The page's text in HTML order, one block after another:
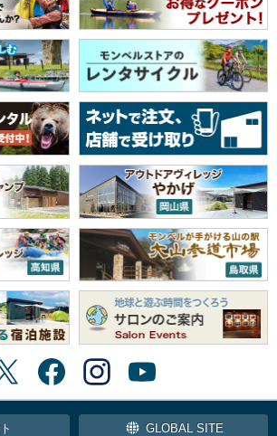
GLOBAL SITE